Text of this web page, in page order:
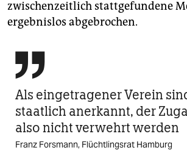
zwischenzeitlich stattgefundene
ergebnislos abgebrochen.

Als eingetragener Verein
staatlich anerkannt, der
also nicht verwehrt werden
Franz Forsmann, Flüchtlingsrat Hamburg